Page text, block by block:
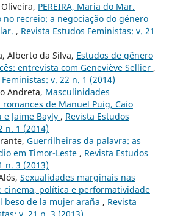
PEREIRA, Maria do Mar.
no recreio: a negociação do género
, Revista Estudos Feministas: v. 21
Alberto da Silva, Estudos de gênero
entrevista com Geneviève Sellier ,
v. 22 n. 1 (2014)
Andreta, Masculinidades
de Manuel Puig, Caio
Jaime Bayly , Revista Estudos
n. 1 (2014)
Guerrilheiras da palavra: as
em Timor-Leste , Revista Estudos
n. 3 (2013)
Sexualidades marginais nas
cinema, política e performatividade
beso de la mujer araña , Revista